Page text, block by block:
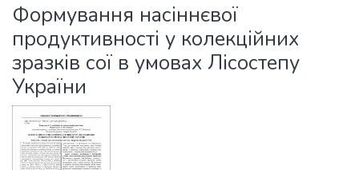
Statistics
Формування насіннєвої
продуктивності у колекційних
зразків сої в умовах Лісостепу
України